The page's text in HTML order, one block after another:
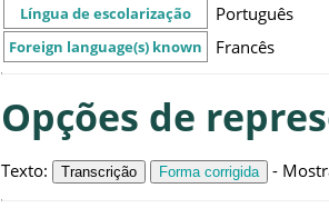
Língua de escolarização Português
Foreign language(s) known Francês
Opções de
Texto: Transcrição Forma corrigida -